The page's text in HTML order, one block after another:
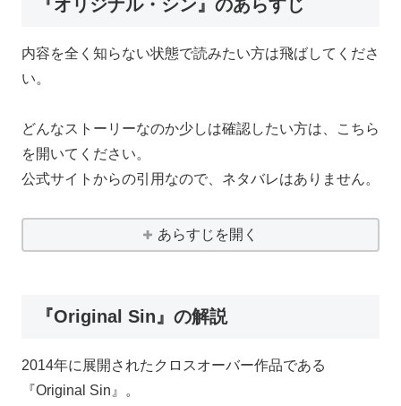
『オリジナル・シン』のあらすじ
内容を全く知らない状態で読みたい方は飛ばしてくださ
い。
どんなストーリーなのか少しは確認したい方は、こちら
を開いてください。
公式サイトからの引用なので、ネタバレはありません。
あらすじを開く
『Original Sin』の解説
2014年に展開されたクロスオーバー作品である
『Original Sin』。